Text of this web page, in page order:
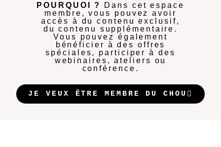
POURQUOI ?
Dans cet espace
membre, vous pouvez avoir
accès à du contenu exclusif,
du contenu supplémentaire.
Vous pouvez également
bénéficier à des offres
spéciales, participer à des
webinaires, ateliers ou
conférence.
JE VEUX ÊTRE MEMBRE DU CHOU